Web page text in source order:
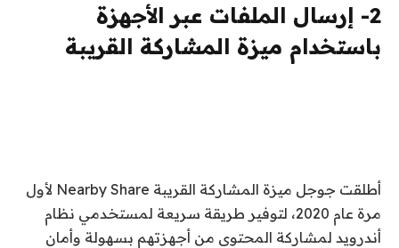
2- إرسال الملفات عبر الأجهزة
باستخدام ميزة المشاركة القريبة
أطلقت جوجل ميزة المشاركة القريبة Nearby Share لأول
مرة عام 2020، لتوفير طريقة سريعة لمستخدمي نظام
أندرويد لمشاركة المحتوى من أجهزتهم بسهولة وأمان